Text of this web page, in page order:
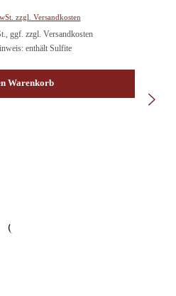
zzgl. Versandkosten
ggf. zzgl. Versandkosten
enthält Sulfite
Warenkorb